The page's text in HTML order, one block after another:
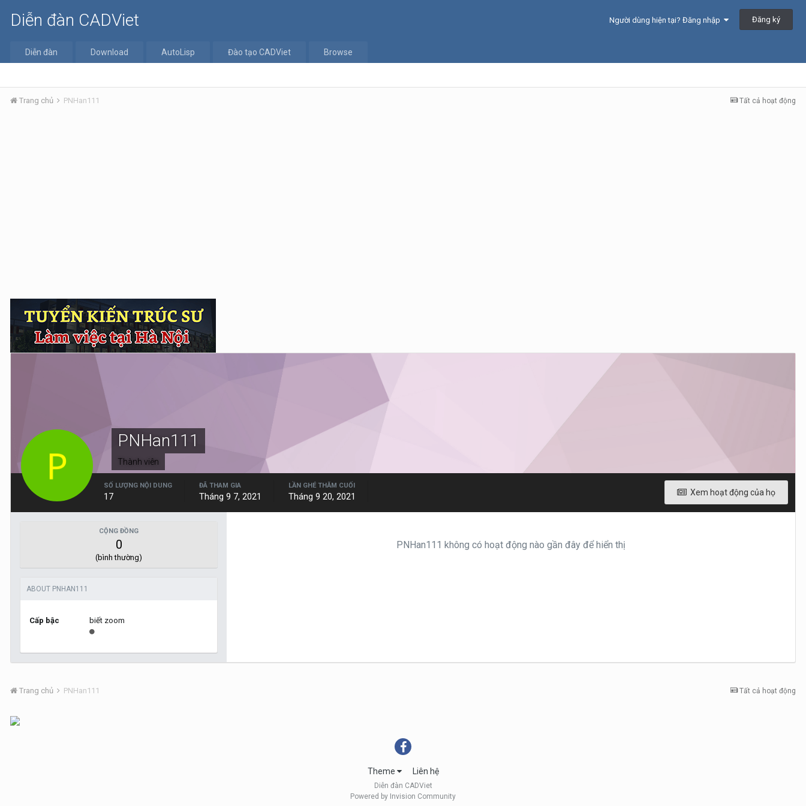
Diễn đàn CADViet Người dùng hiện tại? Đăng nhập Đăng ký
Diễn đàn Download AutoLisp Đào tạo CADViet Browse
Tất cả hoạt động
Trang chủ PNHan111
PNHan111
Thành viên
Xem hoạt động của họ
SỐ LƯỢNG NỘI DUNG
17
ĐÃ THAM GIA
Tháng 9 7, 2021
LẦN GHÉ THĂM CUỐI
Tháng 9 20, 2021
CỘNG ĐỒNG
0
(bình thường)
ABOUT PNHAN111
Cấp bậc biết zoom
PNHan111 không có hoạt động nào gần đây để hiển thị
Tất cả hoạt động
Trang chủ PNHan111
Theme Liên hệ
Diễn đàn CADViet
Powered by Invision Community